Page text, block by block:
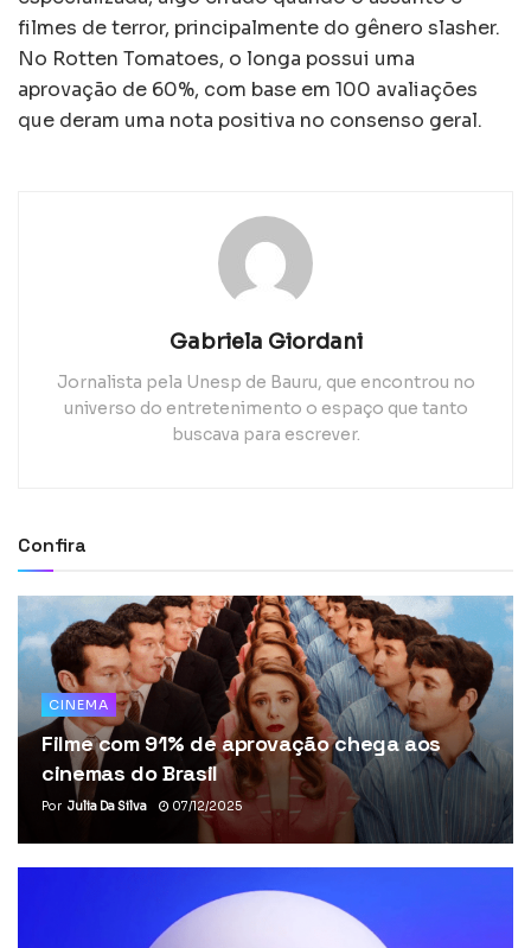
filmes de terror, principalmente do gênero slasher.
No Rotten Tomatoes, o longa possui uma
aprovação de 60%, com base em 100 avaliações
que deram uma nota positiva no consenso geral.
Gabriela Giordani
Jornalista pela Unesp de Bauru, que encontrou no
universo do entretenimento o espaço que tanto
buscava para escrever.
Confira
CINEMA
Filme com 91% de aprovação chega aos
cinemas do Brasil
Por Julia Da Silva 07/12/2025